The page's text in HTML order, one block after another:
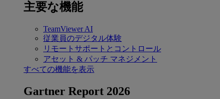
主要な機能
TeamViewer AI
従業員のデジタル体験
リモートサポートとコントロール
アセット & パッチ マネジメント
すべての機能を表示
Gartner Report 2026